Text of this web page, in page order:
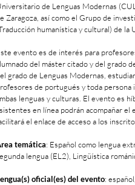
de Lenguas Modernas
Zaragoza, así como el Grupo de
humanística y cultural) de la
evento es de interés para
del máster citado y del grado
grado de Lenguas Modernas,
de portugués y toda persona
lenguas y culturas. El evento es
en línea podrán acompañar
el enlace de acceso a los
temática: Español como lengua
lengua (EL2), Lingüística
oficial(es) del evento: